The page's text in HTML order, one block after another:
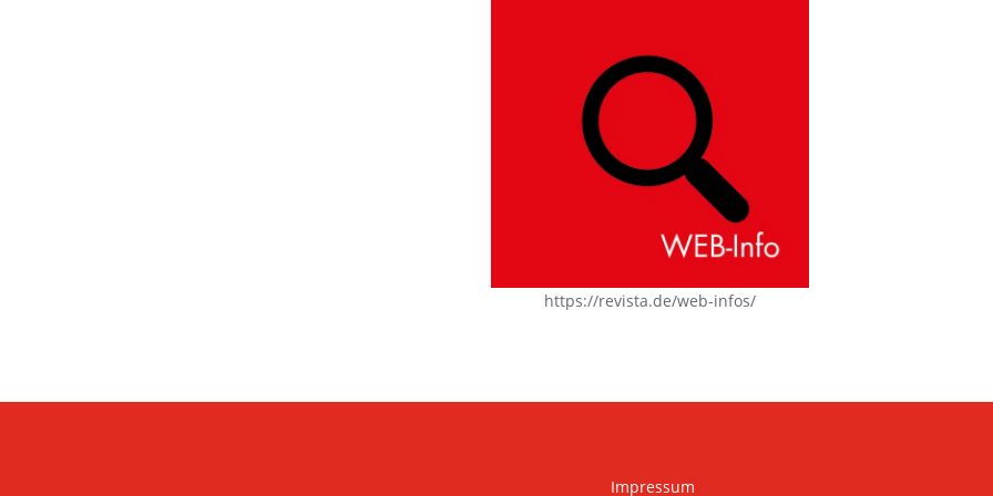
https://revista.de/web-infos/
Impressum